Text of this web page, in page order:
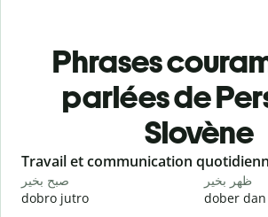
Phrases
parlées de
Slovène
Slide 1 of 6
Travail et communication
صبح بخیر
dobro jutro
ظهر بخیر
dober dan